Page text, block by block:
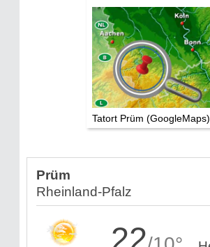
Tatort Prüm (GoogleMaps)